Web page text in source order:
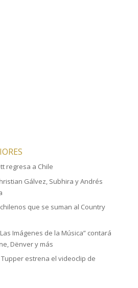
regresa a Chile
Gálvez, Subhira y Andrés
que se suman al Country
Imágenes de la Música” contará
Dënver y más
estrena el videoclip de